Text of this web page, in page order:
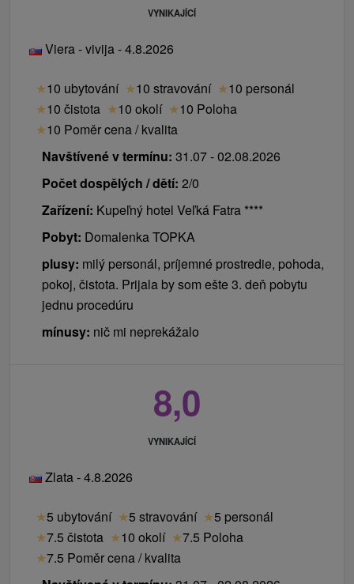
VYNIKAJÍCÍ
Viera - vivija - 4.8.2026
★10 ubytování ★10 stravování ★10 personál
★10 čistota ★10 okolí ★10 Poloha
★10 Poměr cena / kvalita
Navštívené v termínu: 31.07 - 02.08.2026
Počet dospělých / dětí: 2/0
Zařízení: Kupeľný hotel Veľká Fatra ****
Pobyt: Domalenka TOPKA
plusy: milý personál, príjemné prostredie, pohoda,
pokoj, čistota. Prijala by som ešte 3. deň pobytu
jednu procedúru
mínusy: nič mi neprekážalo
8,0
VYNIKAJÍCÍ
Zlata - 4.8.2026
★5 ubytování ★5 stravování ★5 personál
★7.5 čistota ★10 okolí ★7.5 Poloha
★7.5 Poměr cena / kvalita